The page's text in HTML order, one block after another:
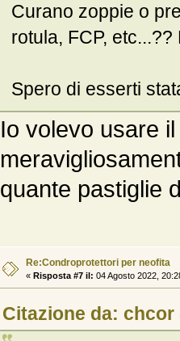
Curano zoppie o
rotula, FCP, etc...??
Spero di esserti
Io volevo usare
quante pastiglie
Re:Condroprotettori per neofita
« Risposta #7 il: 04 Agosto 2022,
Citazione da: chcor